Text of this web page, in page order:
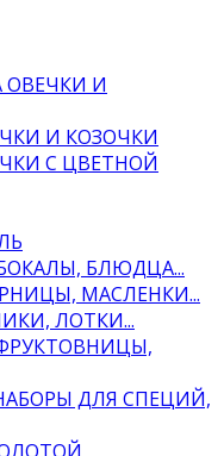
ОВЕЧКИ И
И КОЗОЧКИ
С ЦВЕТНОЙ
БЛЮДЦА...
МАСЛЕНКИ...
ЛОТКИ...
ДЛЯ СПЕЦИЙ,